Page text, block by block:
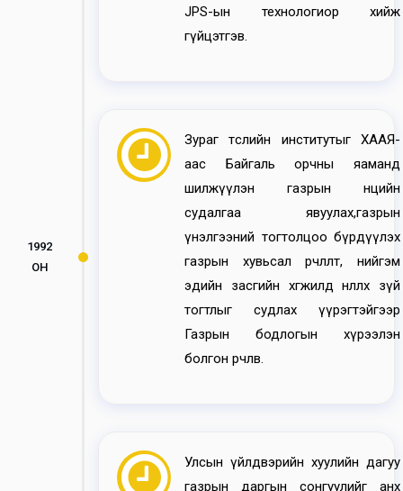
JPS-ын технологиор хийж
гүйцэтгэв.
1992
ОН
Зураг төслийн институтыг ХААЯ-
аас Байгаль орчны яаманд
шилжүүлэн газрын нөөцийн
судалгаа явуулах,газрын
үнэлгээний тогтолцоо бүрдүүлэх
газрын хувьсал өөрчлөлт, нийгэм
эдийн засгийн хөгжилд нөлөөлөх зүй
тогтлыг судлах үүрэгтэйгээр
Газрын бодлогын хүрээлэн
болгон өөрчлөв.
Улсын үйлдвэрийн хуулийн дагуу
газрын даргын сонгуулийг анх